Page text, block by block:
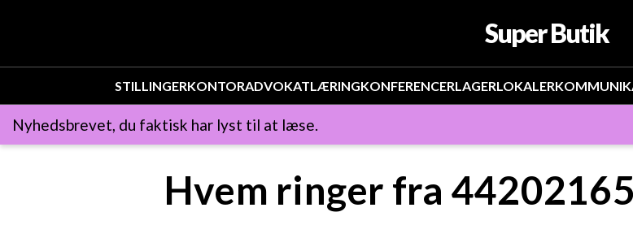
Super Butik
STILLINGERKONTORADVOKATLÆRINGKONFERENCERLAGERLOKALER
Nyhedsbrevet, du faktisk har lyst til at læse.
Hvem ringer fra